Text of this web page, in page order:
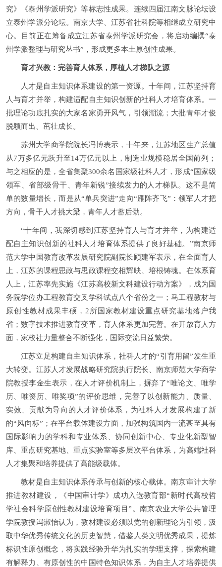
究》《泰州学派研究》等标志性成果。连续四届江南文脉论坛设
立泰州学派分论坛。南京大学、江苏省社科院等相继成立研究中
心。目前正在筹备成立江苏省泰州学派研究会，将启动编撰“泰
州学派整理与研究丛书”，形成更多本土原创性成果。
育才兴教：完善育人体系，厚植人才梯队之源
人才是自主知识体系建设的第一资源。十年间，江苏坚持育
人与育才并举，构建适配自主知识创新的社科人才培育体系。一
批理论功底扎实的大家名家勇开风气，引领潮流；大批青年才俊
脱颖而出、茁壮成长。
苏州大学商学院院长冯博表示，十年来，江苏地区生产总值
从7万多亿元跃升至14万亿元以上，制造业规模稳居全国前列；
与之相应的是，全省集聚300余名国家级社科人才，形成“国家级
领军、省部级骨干、青年新锐”接续发力的人才梯队。这不是简
单的数量增长，而是从“单兵突进”走向“雁阵齐飞”：领军人才把
方向，骨干人才挑大梁，青年人才蓄后劲。
“十年间，我深切感到江苏坚持育人与育才并举，为构建适
配自主知识创新的社科人才培育体系提供了良好基础。”南京师
范大学中国教育改革发展研究院副院长顾建军表示，在全面育人
上，江苏的课程思政与思政课程交相辉映、培根铸魂。在体系育
人上，江苏率先实施《江苏高校新文科建设行动方案》，成为国
务院学位办工程教育交叉学科试点八个省份之一；马工程教材与
原创性教材成果丰硕，2所国家教材建设重点研究基地落户我
省；数字技术推进教育变革，育人体系更加完善。在开放育人方
面，家校社力量整合不断强化，国际交流日益繁荣。
江苏立足构建自主知识体系，社科人才的“引育用留”发生重
大转变。江苏人才发展战略研究院执行院长、南京师范大学商学
院教授李金生表示，在人才评价机制上，摒弃了“唯论文、唯学
历、唯资历、唯奖项”的评价思维，完善了以创新能力、质量、
实效、贡献为导向的人才评价体系，为社科人才发展构建了新
的“风向标”；在平台载体建设方面，加强构筑国内一流甚至具有
国际影响力的学科和专业体系、协同创新中心、专业化新型智
库、重点研究基地、重点实验室等多层次平台体系，为高端社科
人才集聚和培养提供了高能级载体。
教材是自主知识体系传承与创新的核心载体。南京审计大学
推进教材建设，《中国审计学》成功入选教育部“新时代高校哲
学社会科学原创性教材建设培育项目”。南京农业大学公共管理
学院教授冯淑怡认为，教材建设必须以党的创新理论为引领，汲
取中华优秀传统文化的历史智慧，借鉴人类文明优秀成果，提炼
标识性原创概念，将实践经验升华为扎实的学理支撑，探索构建
有解释力、有原创性的中国特色知识体系，为自主人才培养提供